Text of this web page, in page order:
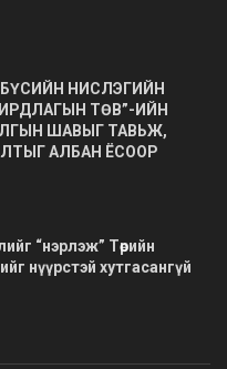
НИСЛЭГИЙН
ТӨВ”-ИЙН
ШАВЫГ ТАВЬЖ,
АЛБАН ЁСООР
“нэрлэж” Төрийн
нүүрстэй хутгасангүй